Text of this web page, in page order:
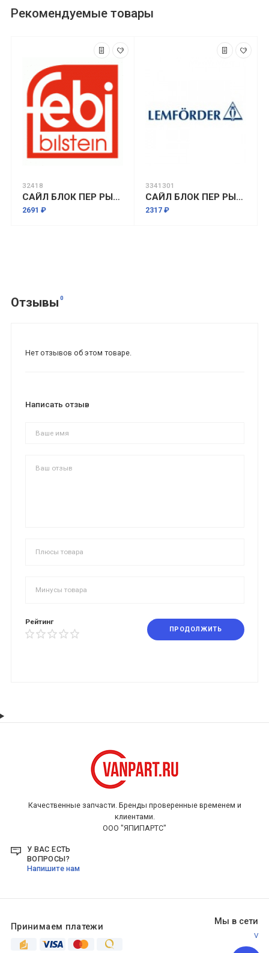
Рекомендуемые товары
32418
САЙЛ БЛОК ПЕР РЫЧАГА ЗАДНИЙ L R С КРОНШТЕЙНОМ 2 БОЛТА
2691 ₽
3341301
САЙЛ БЛОК ПЕР РЫЧАГА ЗАДНИЙ
2317 ₽
Отзывы 0
Нет отзывов об этом товаре.
Написать отзыв
Рейтинг
ПРОДОЛЖИТЬ
Качественные запчасти. Бренды проверенные временем и
клиентами.
ООО "ЯПИПАРТС"
У ВАС ЕСТЬ
ВОПРОСЫ?
Напишите нам
Принимаем платежи
Мы в сети
V